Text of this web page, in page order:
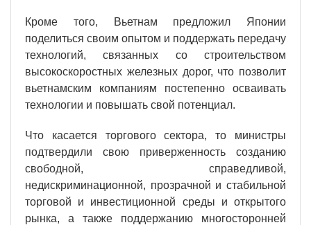
Кроме того, Вьетнам предложил Японии
поделиться своим опытом и поддержать передачу
технологий, связанных со строительством
высокоскоростных железных дорог, что позволит
вьетнамским компаниям постепенно осваивать
технологии и повышать свой потенциал.
Что касается торгового сектора, то министры
подтвердили свою приверженность созданию
свободной, справедливой,
недискриминационной, прозрачной и стабильной
торговой и инвестиционной среды и открытого
рынка, а также поддержанию многосторонней